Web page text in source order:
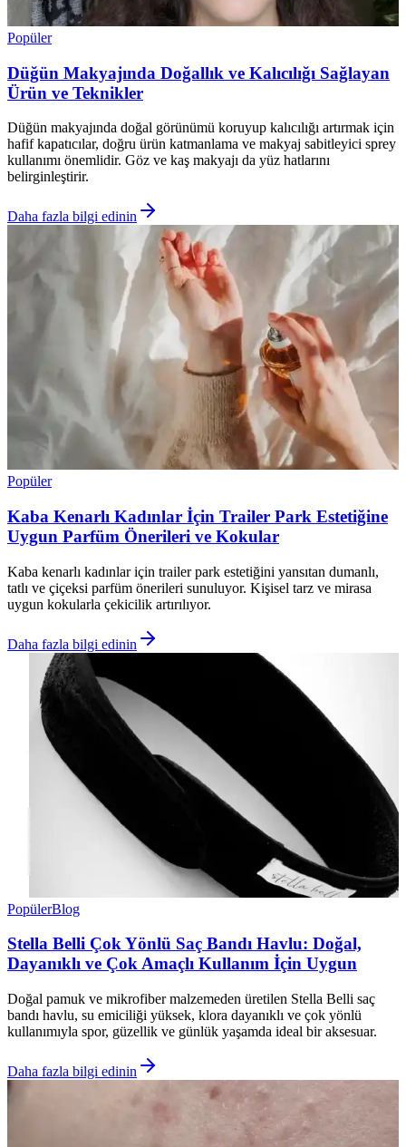
Popüler
Düğün Makyajında Doğallık ve Kalıcılığı Sağlayan
Ürün ve Teknikler
Düğün makyajında doğal görünümü koruyup kalıcılığı artırmak için
hafif kapatıcılar, doğru ürün katmanlama ve makyaj sabitleyici sprey
kullanımı önemlidir. Göz ve kaş makyajı da yüz hatlarını
belirginleştirir.
Daha fazla bilgi edinin
Popüler
Kaba Kenarlı Kadınlar İçin Trailer Park Estetiğine
Uygun Parfüm Önerileri ve Kokular
Kaba kenarlı kadınlar için trailer park estetiğini yansıtan dumanlı,
tatlı ve çiçeksi parfüm önerileri sunuluyor. Kişisel tarz ve mirasa
uygun kokularla çekicilik artırılıyor.
Daha fazla bilgi edinin
PopülerBlog
Stella Belli Çok Yönlü Saç Bandı Havlu: Doğal,
Dayanıklı ve Çok Amaçlı Kullanım İçin Uygun
Doğal pamuk ve mikrofiber malzemeden üretilen Stella Belli saç
bandı havlu, su emiciliği yüksek, klora dayanıklı ve çok yönlü
kullanımıyla spor, güzellik ve günlük yaşamda ideal bir aksesuar.
Daha fazla bilgi edinin